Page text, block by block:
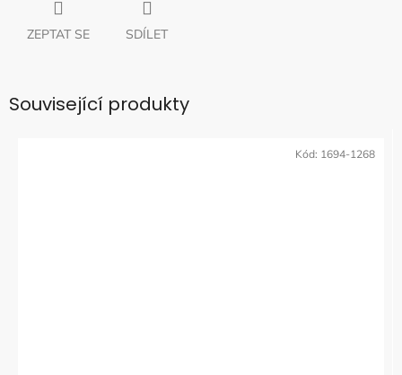
ZEPTAT SE SDÍLET
Související produkty
Kód: 1694-1268